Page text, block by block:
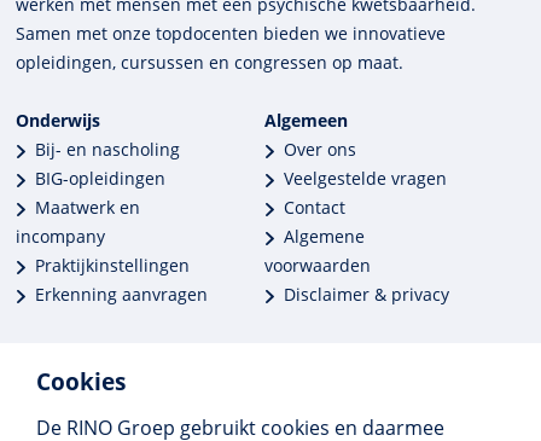
Cookies
De RINO Groep gebruikt cookies en daarmee
Samen met onze top­docenten bieden we innova­tieve
opleidingen, cursussen en congres­sen op maat.
Onderwijs
Bij- en nascholing
BIG-opleidingen
Maatwerk en
incompany
Praktijkinstellingen
Erkenning aanvragen
Algemeen
Over ons
Veelgestelde vragen
Contact
Algemene
voorwaarden
Disclaimer & privacy